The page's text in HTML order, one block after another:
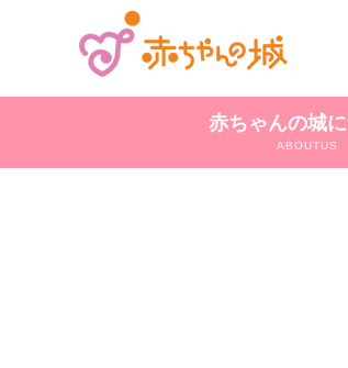
赤ちゃんの城
ABOUTUS